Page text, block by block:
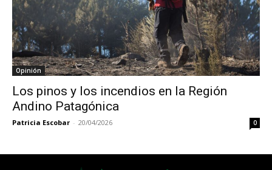
Opinión
Los pinos y los incendios en la Región
Andino Patagónica
Patricia Escobar - 20/04/2026 0